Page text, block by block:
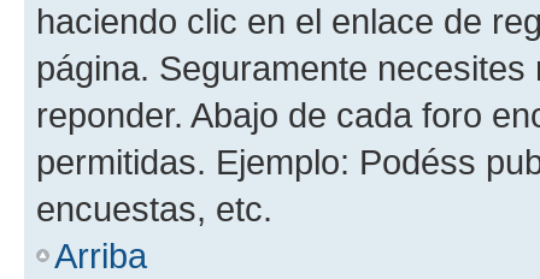
haciendo clic en el enlace de
página. Seguramente
reponder. Abajo de cada foro
permitidas. Ejemplo: Podéss
encuestas, etc.
Arriba